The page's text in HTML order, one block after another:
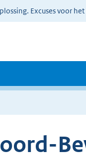
Excuses voor